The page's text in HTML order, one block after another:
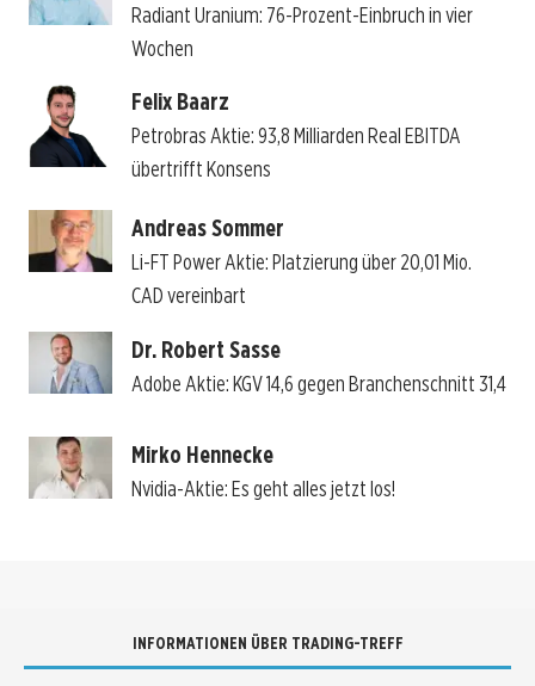
Radiant Uranium: 76-Prozent-Einbruch in vier
Wochen
Felix Baarz
Petrobras Aktie: 93,8 Milliarden Real EBITDA
übertrifft Konsens
Andreas Sommer
Li-FT Power Aktie: Platzierung über 20,01 Mio.
CAD vereinbart
Dr. Robert Sasse
Adobe Aktie: KGV 14,6 gegen Branchenschnitt 31,4
Mirko Hennecke
Nvidia-Aktie: Es geht alles jetzt los!
INFORMATIONEN ÜBER TRADING-TREFF